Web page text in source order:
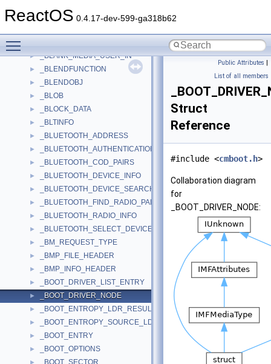
ReactOS 0.4.17-dev-599-ga318b62
► _BITMAP_FONT
► _BLANK_MEDIA_USER_IN
► _BLENDFUNCTION
► _BLENDOBJ
► _BLOB
► _BLOCK_DATA
► _BLTINFO
► _BLUETOOTH_ADDRESS
► _BLUETOOTH_AUTHENTICATION_CALLBACK_PARAMS
► _BLUETOOTH_COD_PAIRS
► _BLUETOOTH_DEVICE_INFO
► _BLUETOOTH_DEVICE_SEARCH_PARAMS
► _BLUETOOTH_FIND_RADIO_PARAMS
► _BLUETOOTH_RADIO_INFO
► _BLUETOOTH_SELECT_DEVICE_PARAMS
► _BM_REQUEST_TYPE
► _BMP_FILE_HEADER
► _BMP_INFO_HEADER
► _BOOT_DRIVER_LIST_ENTRY
► _BOOT_DRIVER_NODE
► _BOOT_ENTROPY_LDR_RESULT
► _BOOT_ENTROPY_SOURCE_LDR_RESULT
► _BOOT_ENTRY
► _BOOT_OPTIONS
_BOOT_SECTOR
Public Attributes |
List of all members
Struct
Reference
#include <cmboot.h>
Collaboration diagram
for
_BOOT_DRIVER_NODE: